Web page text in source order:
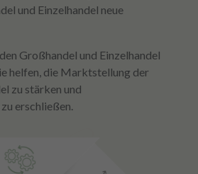
und Einzelhandel neue
Großhandel und Einzelhandel
helfen, die Marktstellung der
zu stärken und
erschließen.